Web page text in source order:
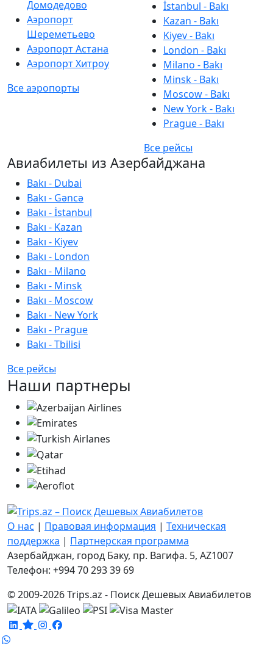
Домодедово
Аэропорт
Шереметьево
Аэропорт Астана
Аэропорт Хитроу
Все аэропорты
İstanbul - Bakı
Kazan - Bakı
Kiyev - Bakı
London - Bakı
Milano - Bakı
Minsk - Bakı
Moscow - Bakı
New York - Bakı
Prague - Bakı
Все рейсы
Авиабилеты из Азербайджана
Bakı - Dubai
Bakı - Gəncə
Bakı - İstanbul
Bakı - Kazan
Bakı - Kiyev
Bakı - London
Bakı - Milano
Bakı - Minsk
Bakı - Moscow
Bakı - New York
Bakı - Prague
Bakı - Tbilisi
Все рейсы
Наши партнеры
О нас | Правовая информация | Техническая
поддержка | Партнерская программа
Азербайджан, город Баку, пр. Вагифа. 5, AZ1007
Телефон: +994 70 293 39 69
© 2009-2026 Trips.az - Поиск Дешевых Авиабилетов